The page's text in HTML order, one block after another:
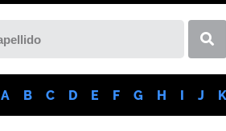
A B C D E F G H I J K